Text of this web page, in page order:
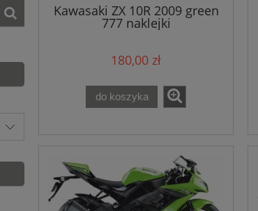
Kawasaki ZX 10R 2009 green
777 naklejki
180,00 zł
do koszyka